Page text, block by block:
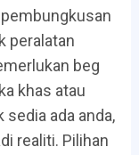
peralatan
beg
khas atau
sedia ada anda,
realiti. Pilihan